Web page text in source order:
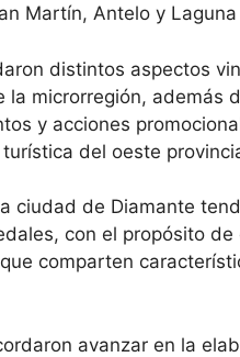
Martín, Antelo y
distintos aspectos
microrregión, además
y acciones
del oeste
ciudad de Diamante
con el propósito
comparten
avanzar en la